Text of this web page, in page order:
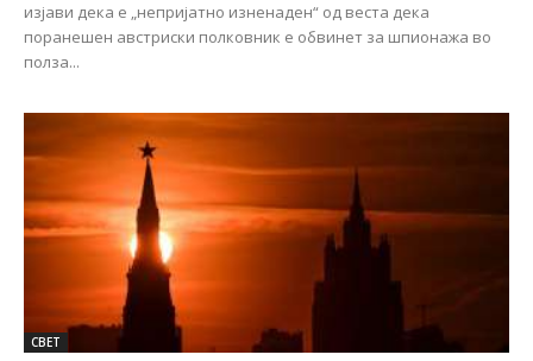
изјави дека е „непријатно изненаден“ од веста дека
поранешен австриски полковник е обвинет за шпионажа во
полза...
СВЕТ